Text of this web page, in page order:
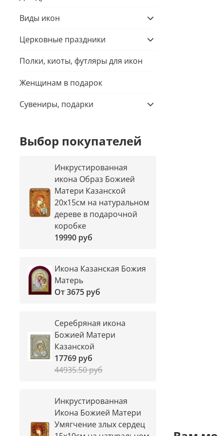
Виды икон
Церковные праздники
Полки, киоты, футляры для икон
Женщинам в подарок
Сувениры, подарки
Выбор покупателей
Инкрустированная
икона Образ Божией
Матери Казанской
20х15см на натуральном
дереве в подарочной
коробке
19990 руб
Икона Казанская Божия
Матерь
От3675 руб
Серебряная икона
Божией Матери
Казанской
17769 руб
44935.50 руб
Инкрустированная
Икона Божией Матери
Умягчение злых сердец